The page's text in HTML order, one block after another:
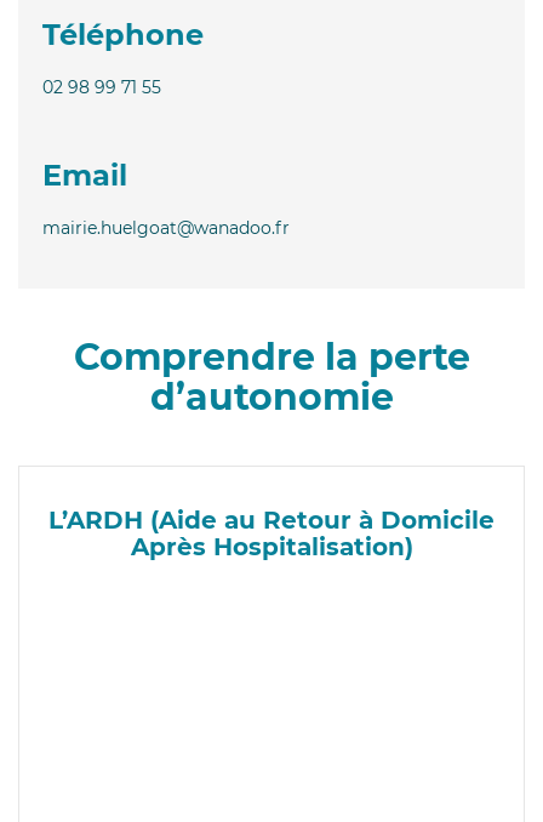
Téléphone
02 98 99 71 55
Email
mairie.huelgoat@wanadoo.fr
Comprendre la perte
d’autonomie
L’ARDH (Aide au Retour à Domicile
Après Hospitalisation)